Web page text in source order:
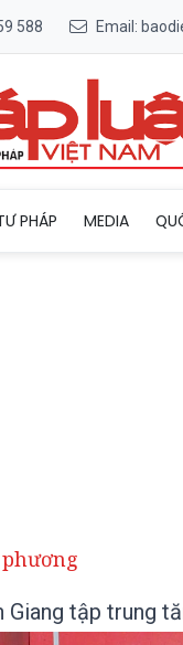
588 Email:
PHÁP MEDIA
Giang tập trung